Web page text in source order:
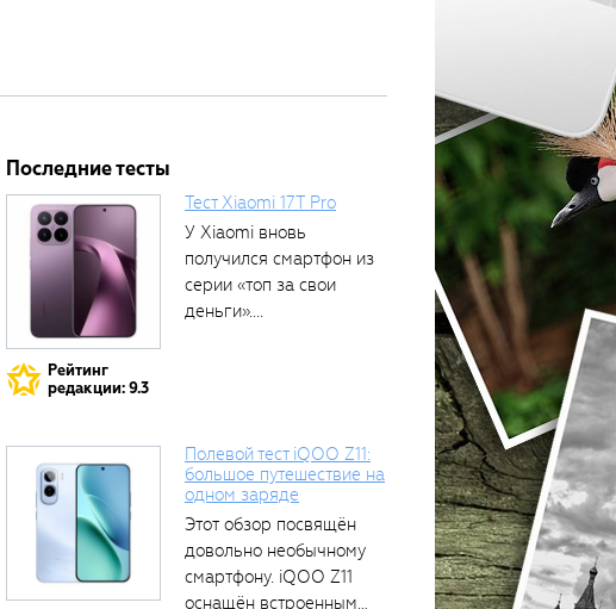
Последние тесты
Рейтинг
редакции: 9.3
Тест Xiaomi 17T Pro
У Xiaomi вновь
получился смартфон из
серии «топ за свои
деньги»....
Полевой тест iQOO Z11:
большое путешествие на
одном заряде
Этот обзор посвящён
довольно необычному
смартфону. iQOO Z11
оснащён встроенным